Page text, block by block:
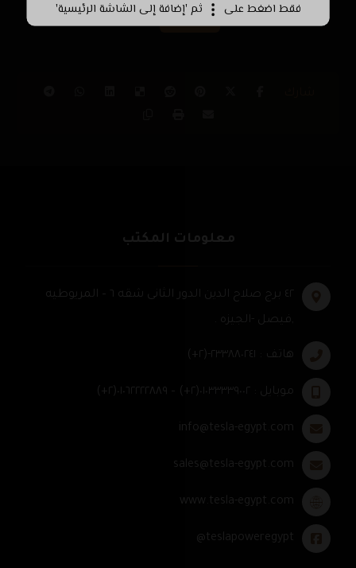
فقط اضغط على ثم 'إضافة إلى الشاشة الرئيسية'
معلومات المكتب
٤٢ برج صلاح الدين الدور الثانى شقه ٦ – المريوطيه
,فيصل -الجيزه .
هاتف : ٢٣٣٨٨٠٢٤١-(٢+)
موبايل : ٠١٠٣٣٣٣٩٠٠٢(٢+) – ٠١٠٦٢٢٢٢٨٨٩(٢+)
info@tesla-egypt.com
sales@tesla-egypt.com
www.tesla-egypt.com
teslapoweregypt@